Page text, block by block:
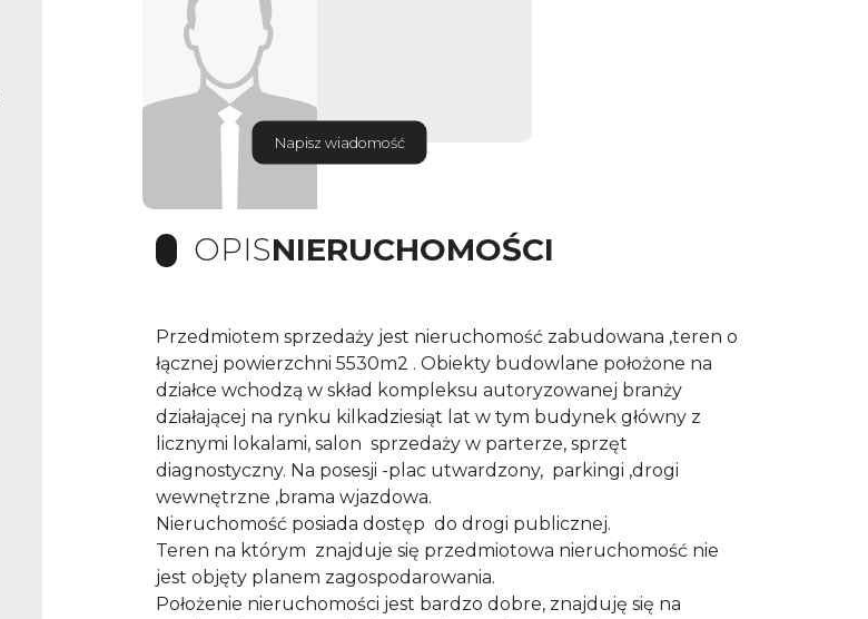
Napisz wiadomość
OPISNIERUCHOMOŚCI
Przedmiotem sprzedaży jest nieruchomość zabudowana ,teren o
łącznej powierzchni 5530m2 . Obiekty budowlane położone na
działce wchodzą w skład kompleksu autoryzowanej branży
działającej na rynku kilkadziesiąt lat w tym budynek główny z
licznymi lokalami, salon sprzedaży w parterze, sprzęt
diagnostyczny. Na posesji -plac utwardzony, parkingi ,drogi
wewnętrzne ,brama wjazdowa.
Nieruchomość posiada dostęp do drogi publicznej.
Teren na którym znajduje się przedmiotowa nieruchomość nie
jest objęty planem zagospodarowania.
Położenie nieruchomości jest bardzo dobre, znajduję się na